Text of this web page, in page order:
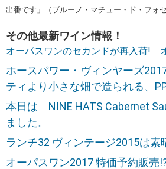
出番です」（ブルーノ・マチュー・ド・フォセ
その他最新ワイン情報！
オーパスワンのセカンドが再入荷!
ホースパワー・ヴィンヤーズ
ティより小さな畑で造られる、
本日は NINE HATS Cabernet
ました。
ランチ32 ヴィンテージ2015は素
オーパスワン2017 特価予約販売